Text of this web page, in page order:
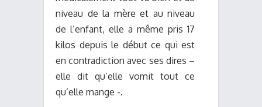
niveau de la mère et au niveau
de l’enfant, elle a même pris 17
kilos depuis le début ce qui est
en contradiction avec ses dires –
elle dit qu’elle vomit tout ce
qu’elle mange -.